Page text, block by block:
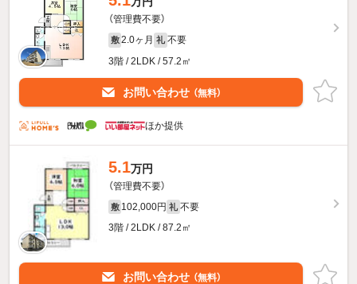
（管理費不要）
敷 2.0ヶ月 礼 不要
3階 / 2LDK / 57.2㎡
お問い合わせ （無料）
ほか提供
5.1万円
（管理費不要）
敷 102,000円 礼 不要
3階 / 2LDK / 87.2㎡
お問い合わせ （無料）